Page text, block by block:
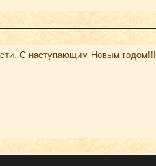
С наступающим Новым годом!!!